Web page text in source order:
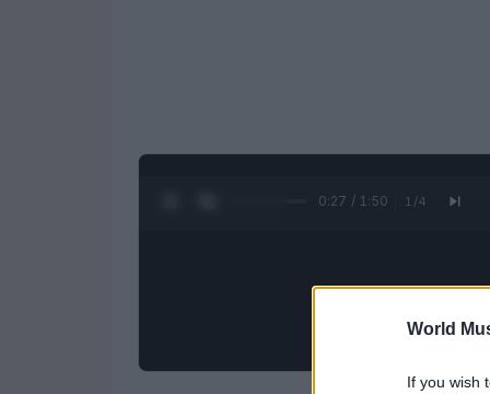
World
If you wish
0:28 / 1:50 1 /4